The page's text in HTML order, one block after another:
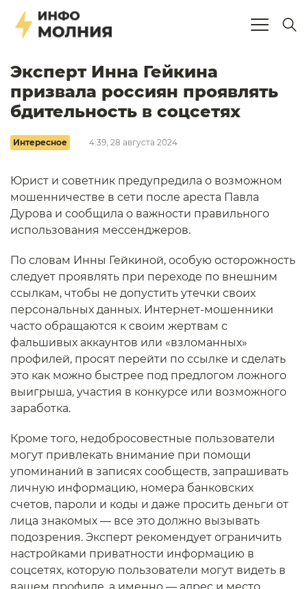
Эксперт Инна Гейкина
призвала россиян проявлять
бдительность в соцсетях
Интересное 4:39, 28 августа 2024
Юрист и советник предупредила о возможном
мошенничестве в сети после ареста Павла
Дурова и сообщила о важности правильного
использования мессенджеров.
По словам Инны Гейкиной, особую осторожность
следует проявлять при переходе по внешним
ссылкам, чтобы не допустить утечки своих
персональных данных. Интернет-мошенники
часто обращаются к своим жертвам с
фальшивых аккаунтов или «взломанных»
профилей, просят перейти по ссылке и сделать
это как можно быстрее под предлогом ложного
выигрыша, участия в конкурсе или возможного
заработка.
Кроме того, недобросовестные пользователи
могут привлекать внимание при помощи
упоминаний в записях сообществ, запрашивать
личную информацию, номера банковских
счетов, пароли и коды и даже просить деньги от
лица знакомых — все это должно вызывать
подозрения. Эксперт рекомендует ограничить
настройками приватности информацию в
соцсетях, которую пользователи могут видеть в